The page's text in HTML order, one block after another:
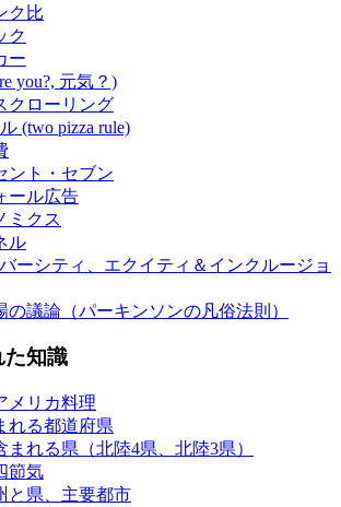
ク比
ク
ー
you?, 元気？)
クローリング
(two pizza rule)
ント・セブン
ール広告
ミクス
ル
ーシティ、エクイティ＆インクルージョ
の議論（パーキンソンの凡俗法則）
た知識
メリカ料理
れる都道府県
まれる県（北陸4県、北陸3県）
節気
と県、主要都市